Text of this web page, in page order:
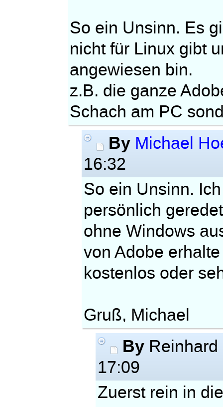
So ein Unsinn. Es
nicht für Linux gibt
angewiesen bin.
z.B. die ganze
Schach am PC
By Michael
16:32
So ein Unsinn.
persönlich
ohne Windows
von Adobe
kostenlos oder
Gruß, Michael
By
17:09
Zuerst rein in